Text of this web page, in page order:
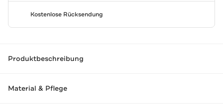
Kostenlose Rücksendung
Produktbeschreibung
Material & Pflege